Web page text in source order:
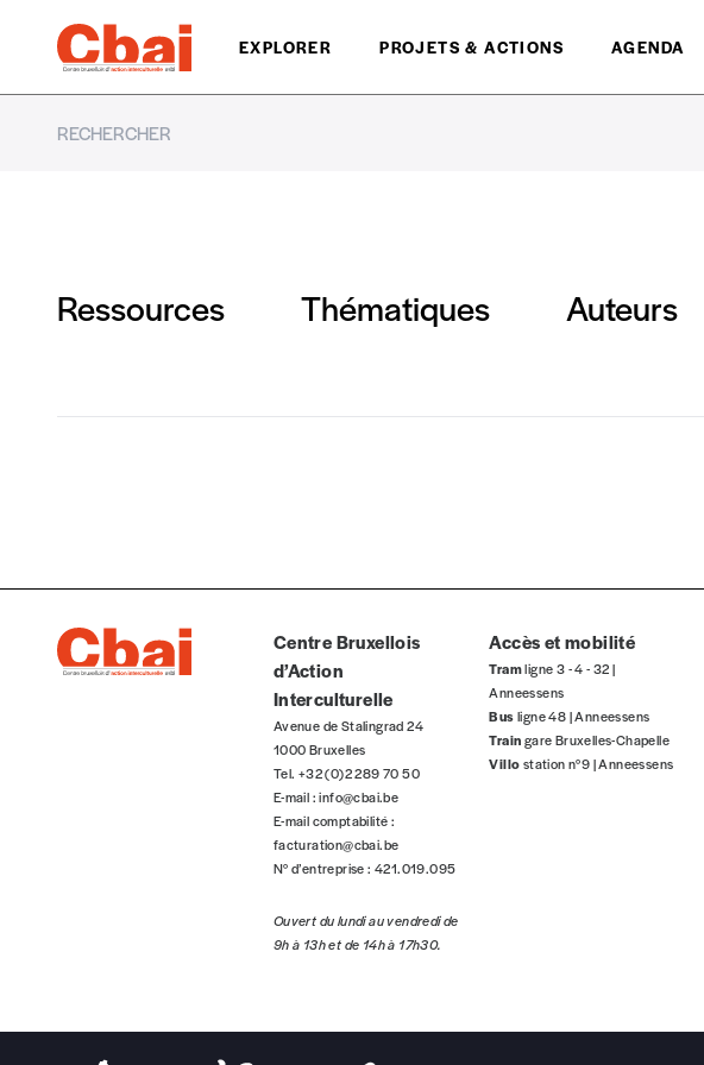
EXPLORER PROJETS & ACTIONS AGENDA
Ressources Thématiques Auteurs
Centre Bruxellois
d’Action
Interculturelle
Avenue de Stalingrad 24
1000 Bruxelles
Tel. +32 (0)2 289 70 50
E-mail :info@cbai.be
E-mail comptabilité :
facturation@cbai.be
N° d’entreprise : 421.019.095
Ouvert du lundi au vendredi de
9h à 13h et de 14h à 17h30.
Accès et mobilité
Tramligne 3 - 4 - 32 |
Anneessens
Busligne 48 | Anneessens
Traingare Bruxelles-Chapelle
Villostation n°9 | Anneessens